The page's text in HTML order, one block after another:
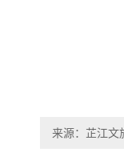
来源：芷江文